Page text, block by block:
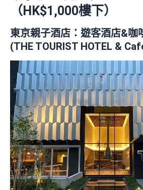
（HK$1,000樓下）
東京親子酒店：遊客酒店&咖
(THE TOURIST HOTEL &